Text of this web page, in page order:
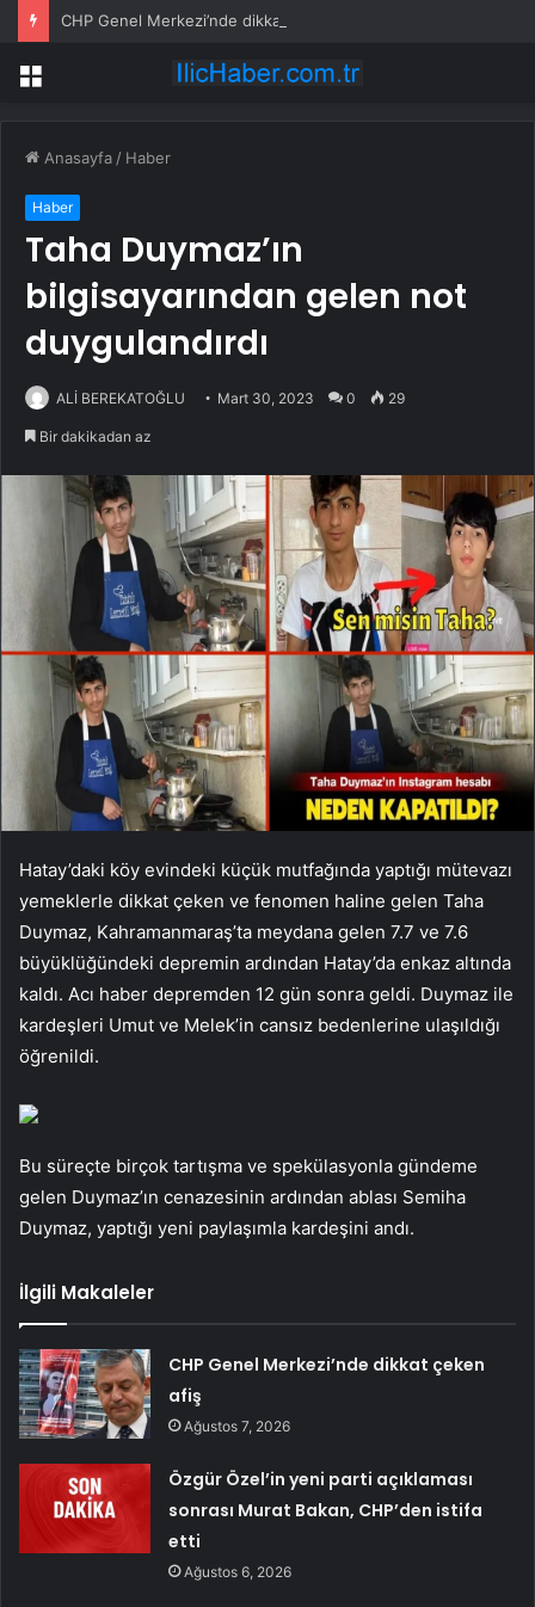
CHP Genel Merkezi’nde dikkat çeken afiş
Menü
Anasayfa / Haber
Haber
Taha Duymaz’ın
bilgisayarından gelen not
duygulandırdı
ALİ BEREKATOĞLU Mart 30, 2023 0 29
Bir dakikadan az
Hatay’daki köy evindeki küçük mutfağında yaptığı mütevazı
yemeklerle dikkat çeken ve fenomen haline gelen Taha
Duymaz, Kahramanmaraş’ta meydana gelen 7.7 ve 7.6
büyüklüğündeki depremin ardından Hatay’da enkaz altında
kaldı. Acı haber depremden 12 gün sonra geldi. Duymaz ile
kardeşleri Umut ve Melek’in cansız bedenlerine ulaşıldığı
öğrenildi.
Bu süreçte birçok tartışma ve spekülasyonla gündeme
gelen Duymaz’ın cenazesinin ardından ablası Semiha
Duymaz, yaptığı yeni paylaşımla kardeşini andı.
İlgili Makaleler
CHP Genel Merkezi’nde dikkat çeken
afiş
Ağustos 7, 2026
Özgür Özel’in yeni parti açıklaması
sonrası Murat Bakan, CHP’den istifa
etti
Ağustos 6, 2026